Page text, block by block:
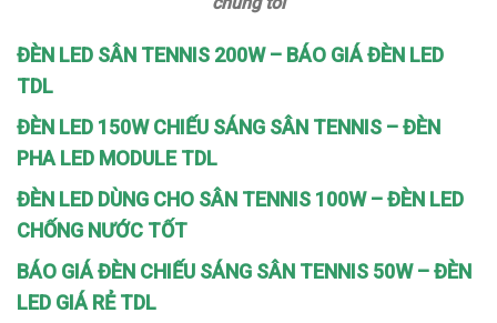
ĐÈN LED SÂN TENNIS 200W – BÁO GIÁ ĐÈN LED
TDL
ĐÈN LED 150W CHIẾU SÁNG SÂN TENNIS – ĐÈN
PHA LED MODULE TDL
ĐÈN LED DÙNG CHO SÂN TENNIS 100W – ĐÈN LED
CHỐNG NƯỚC TỐT
BÁO GIÁ ĐÈN CHIẾU SÁNG SÂN TENNIS 50W – ĐÈN
LED GIÁ RẺ TDL